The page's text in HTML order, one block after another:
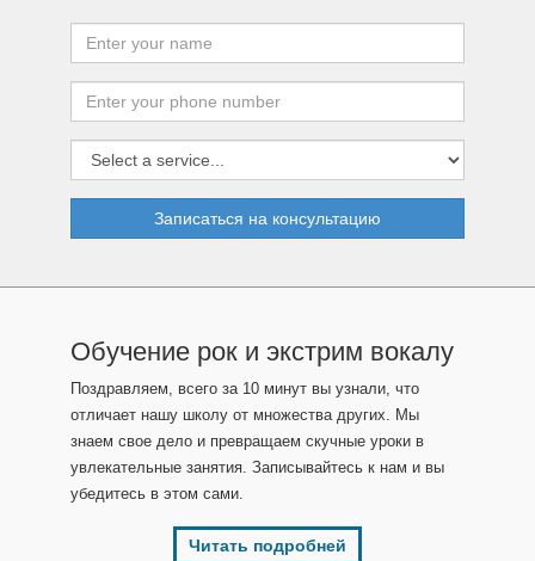
Записаться на консультацию
Обучение рок и экстрим вокалу
Поздравляем, всего за 10 минут вы узнали, что
отличает нашу школу от множества других. Мы
знаем свое дело и превращаем скучные уроки в
увлекательные занятия. Записывайтесь к нам и вы
убедитесь в этом сами.
Читать подробней